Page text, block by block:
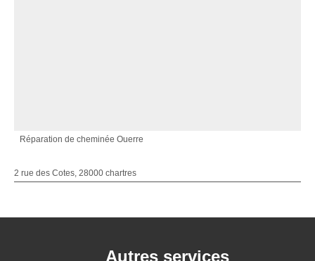
Réparation de cheminée Ouerre
2 rue des Cotes, 28000 chartres
Autres services